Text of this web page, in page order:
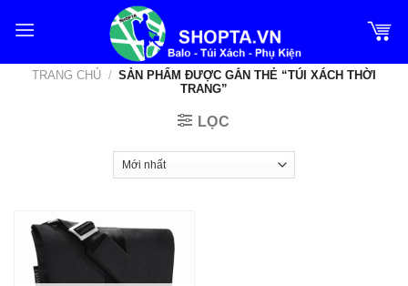
qua
TRANG CHỦ / SẢN PHẨM ĐƯỢC GẮN THẺ “TÚI XÁCH THỜI
TRANG”
LỌC